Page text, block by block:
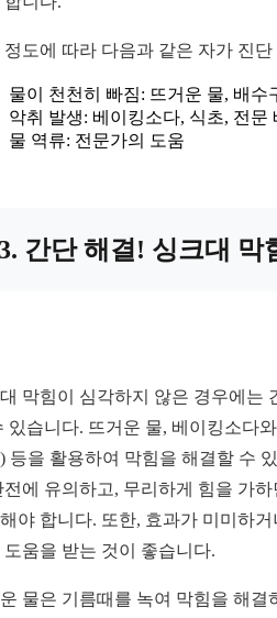
정도에 따라 다음과 같은 자가 진
물이 천천히 빠짐: 뜨거운 물, 배수
악취 발생: 베이킹소다, 식초, 전문
물 역류: 전문가의 도움
간단 해결! 싱크대 막
막힘이 심각하지 않은 경우에는
있습니다. 뜨거운 물, 베이킹소다
등을 활용하여 막힘을 해결할 수
전에 유의하고, 무리하게 힘을 가
야 합니다. 또한, 효과가 미미하
도움을 받는 것이 좋습니다.
물은 기름때를 녹여 막힘을 해결